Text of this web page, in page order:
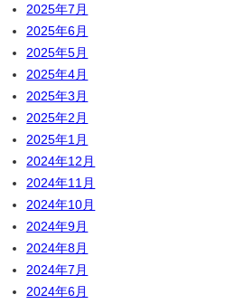
2025年7月
2025年6月
2025年5月
2025年4月
2025年3月
2025年2月
2025年1月
2024年12月
2024年11月
2024年10月
2024年9月
2024年8月
2024年7月
2024年6月